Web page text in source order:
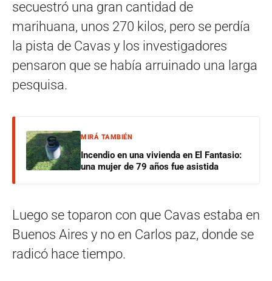
secuestró una gran cantidad de
marihuana, unos 270 kilos, pero se perdía
la pista de Cavas y los investigadores
pensaron que se había arruinado una larga
pesquisa.
MIRÁ TAMBIÉN
Incendio en una vivienda en El Fantasio:
una mujer de 79 años fue asistida
Luego se toparon con que Cavas estaba en
Buenos Aires y no en Carlos paz, donde se
radicó hace tiempo.